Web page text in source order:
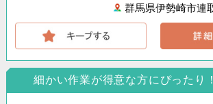
群馬県伊勢崎市連
細かい作業が得意な方にぴった